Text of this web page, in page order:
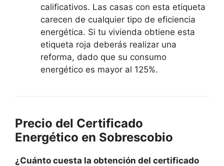
calificativos. Las casas con esta etiqueta
carecen de cualquier tipo de eficiencia
energética. Si tu vivienda obtiene esta
etiqueta roja deberás realizar una
reforma, dado que su consumo
energético es mayor al 125%.
Precio del Certificado
Energético en Sobrescobio
¿Cuánto cuesta la obtención del certificado